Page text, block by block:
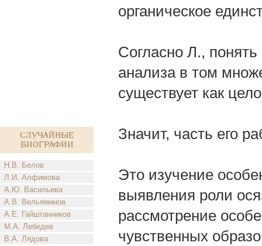
Случайные
биографии
Н.В. Белов
Л.И. Алфимова
А.Ю. Васильева
А.В. Вельяминов
А.Е. Гайштанников
М.А. Лебедев
В.А. Лядова
органическое
Согласно Л.,
анализа в том
существует как
Значит, часть его
Это изучение
выявления роли
рассмотрение
чувственных